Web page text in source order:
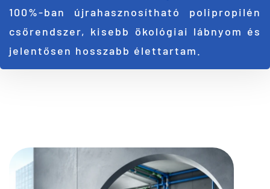
100%-ban újrahasznosítható polipropilén
csőrendszer, kisebb ökológiai lábnyom és
jelentősen hosszabb élettartam.